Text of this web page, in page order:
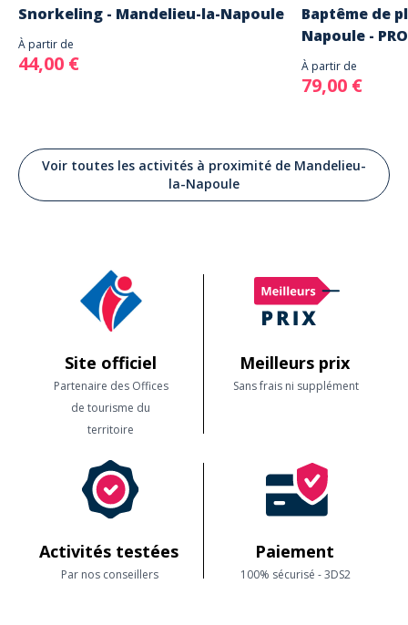
Snorkeling - Mandelieu-la-Napoule
À partir de
44,00 €
Baptême de
Napoule -
À partir de
79,00 €
Voir toutes les activités à proximité de Mandelieu-
la-Napoule
Site officiel
Partenaire des Offices
de tourisme du
territoire
Meilleurs prix
Sans frais ni supplément
Activités testées
Par nos conseillers
Paiement
100% sécurisé - 3DS2